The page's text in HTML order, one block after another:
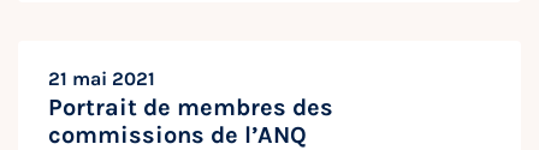
21 mai 2021
Portrait de membres des
commissions de l’ANQ